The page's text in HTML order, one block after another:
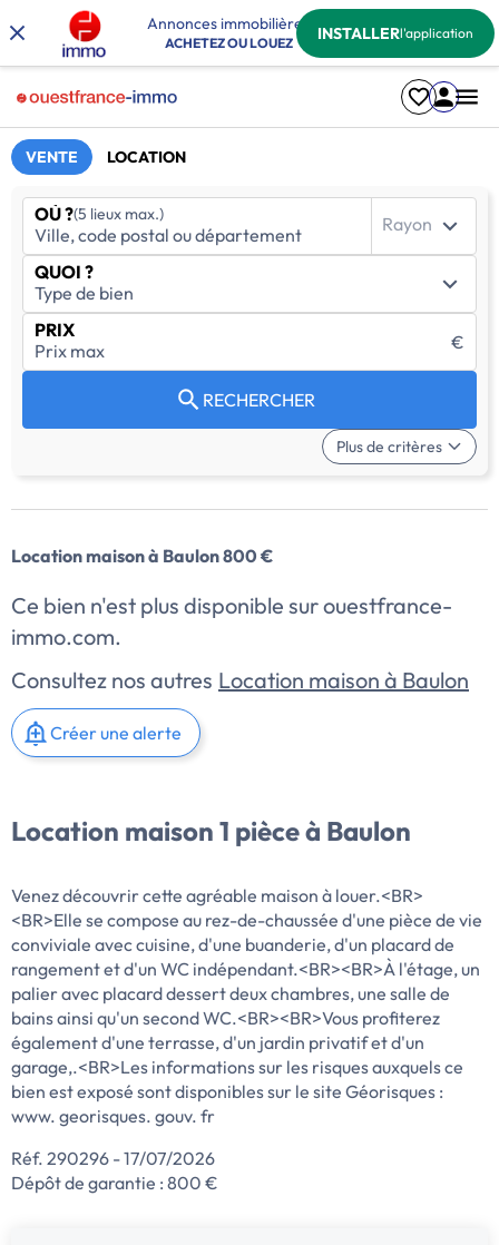
Annonces immobilières
ACHETEZ OU LOUEZ INSTALLERl'application
VENTE LOCATION
OÙ ?(5 lieux max.) Rayon
QUOI ?
PRIX
€
RECHERCHER
Plus de critères
Location maison à Baulon 800 €
Ce bien n'est plus disponible sur ouestfrance-
immo.com.
Consultez nos autres Location maison à Baulon
Créer une alerte
Location maison 1 pièce à Baulon
Venez découvrir cette agréable maison à louer.<BR>
<BR>Elle se compose au rez-de-chaussée d'une pièce de vie
conviviale avec cuisine, d'une buanderie, d'un placard de
rangement et d'un WC indépendant.<BR><BR>À l'étage, un
palier avec placard dessert deux chambres, une salle de
bains ainsi qu'un second WC.<BR><BR>Vous profiterez
également d'une terrasse, d'un jardin privatif et d'un
garage,.<BR>Les informations sur les risques auxquels ce
bien est exposé sont disponibles sur le site Géorisques :
www. georisques. gouv. fr
Réf. 290296 - 17/07/2026
Dépôt de garantie : 800 €